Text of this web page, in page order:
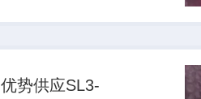
优势供应SL3-